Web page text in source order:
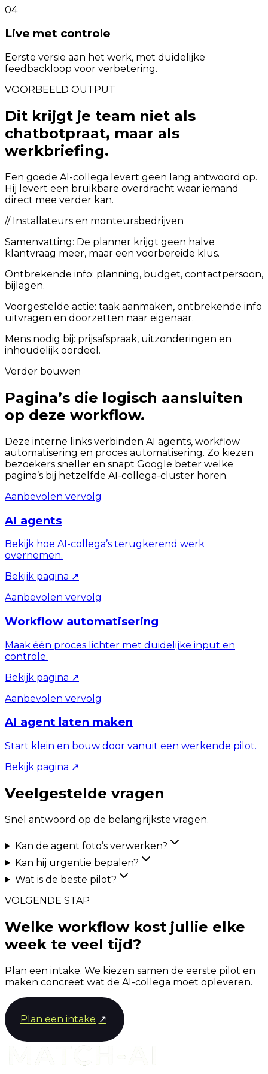
04
Live met controle
Eerste versie aan het werk, met duidelijke
feedbackloop voor verbetering.
VOORBEELD OUTPUT
Dit krijgt je team niet als
chatbotpraat, maar als
werkbriefing.
Een goede AI-collega levert geen lang antwoord op.
Hij levert een bruikbare overdracht waar iemand
direct mee verder kan.
// Installateurs en monteursbedrijven
Samenvatting: De planner krijgt geen halve
klantvraag meer, maar een voorbereide klus.
Ontbrekende info: planning, budget, contactpersoon,
bijlagen.
Voorgestelde actie: taak aanmaken, ontbrekende info
uitvragen en doorzetten naar eigenaar.
Mens nodig bij: prijsafspraak, uitzonderingen en
inhoudelijk oordeel.
Verder bouwen
Pagina’s die logisch aansluiten
op deze workflow.
Deze interne links verbinden AI agents, workflow
automatisering en proces automatisering. Zo kiezen
bezoekers sneller en snapt Google beter welke
pagina’s bij hetzelfde AI-collega-cluster horen.
Aanbevolen vervolg
AI agents
Bekijk hoe AI-collega’s terugkerend werk
overnemen.
Bekijk pagina ↗
Aanbevolen vervolg
Workflow automatisering
Maak één proces lichter met duidelijke input en
controle.
Bekijk pagina ↗
Aanbevolen vervolg
AI agent laten maken
Start klein en bouw door vanuit een werkende pilot.
Bekijk pagina ↗
Veelgestelde vragen
Snel antwoord op de belangrijkste vragen.
Kan de agent foto’s verwerken?
Kan hij urgentie bepalen?
Wat is de beste pilot?
VOLGENDE STAP
Welke workflow kost jullie elke
week te veel tijd?
Plan een intake. We kiezen samen de eerste pilot en
maken concreet wat de AI-collega moet opleveren.
Plan een intake ↗